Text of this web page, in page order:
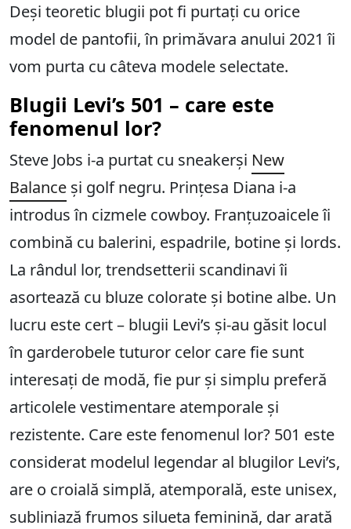
Deși teoretic blugii pot fi purtați cu orice
model de pantofii, în primăvara anului 2021 îi
vom purta cu câteva modele selectate.
Blugii Levi’s 501 – care este
fenomenul lor?
Steve Jobs i-a purtat cu sneakerși New
Balance și golf negru. Prințesa Diana i-a
introdus în cizmele cowboy. Franțuzoaicele îi
combină cu balerini, espadrile, botine și lords.
La rândul lor, trendsetterii scandinavi îi
asortează cu bluze colorate și botine albe. Un
lucru este cert – blugii Levi’s și-au găsit locul
în garderobele tuturor celor care fie sunt
interesați de modă, fie pur și simplu preferă
articolele vestimentare atemporale și
rezistente. Care este fenomenul lor? 501 este
considerat modelul legendar al blugilor Levi’s,
are o croială simplă, atemporală, este unisex,
subliniază frumos silueta feminină, dar arată